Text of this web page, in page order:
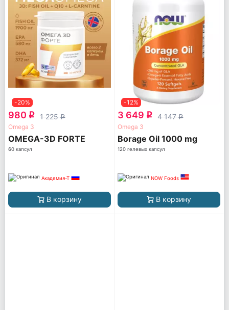
-20%
980 q 1 225q
Omega 3
OMEGA-3D FORTE
60 капсул
Академия-Т
В корзину
-12%
3 649 q 4 147q
Omega 3
Borage Oil 1000 mg
120 гелевых капсул
NOW Foods
В корзину